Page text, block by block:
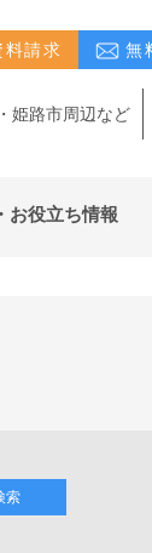
料請求 無
姫路市周辺など
お役立ち情報